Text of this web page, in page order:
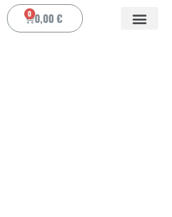
0,00€
0